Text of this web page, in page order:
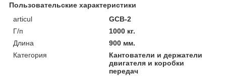
Пользовательские характеристики
articul
GCB-2
Г/п
1000 кг.
Длина
900 мм.
Категория
Кантователи и держатели
двигателя и коробки
передач